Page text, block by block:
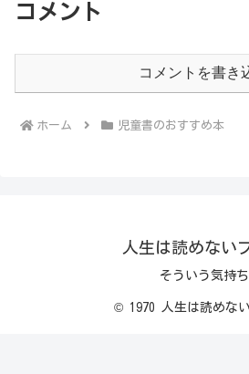
コメント
コメントを書き
ホーム 児童書のおすすめ本
人生は読めない
そういう気持ち
© 1970 人生は読めな